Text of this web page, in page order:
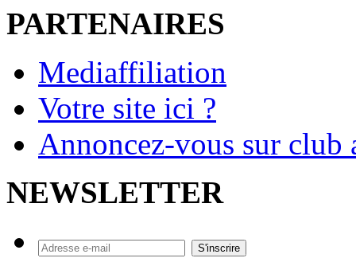
PARTENAIRES
Mediaffiliation
Votre site ici ?
Annoncez-vous sur
NEWSLETTER